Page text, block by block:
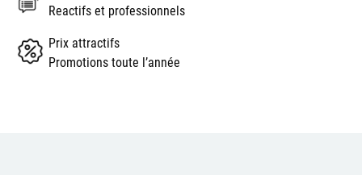
Reactifs et professionnels
Prix attractifs
Promotions toute l’année